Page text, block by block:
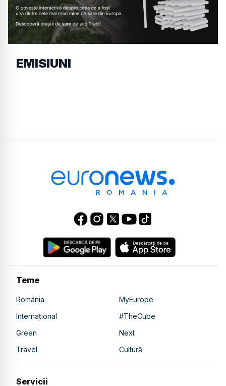
EMISIUNI
Teme
România
MyEurope
Internațional
#TheCube
Green
Next
Travel
Cultură
Servicii